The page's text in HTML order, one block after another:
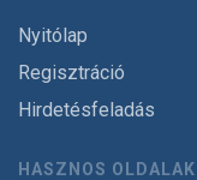
Nyitólap
Regisztráció
Hirdetésfeladás
HASZNOS OLDALAK